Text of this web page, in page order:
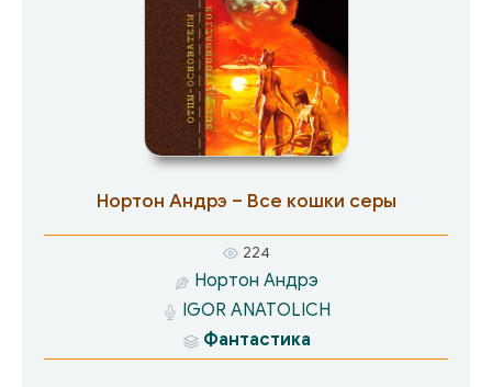
Нортон Андрэ – Все кошки серы
224
Нортон Андрэ
IGOR ANATOLICH
Фантастика